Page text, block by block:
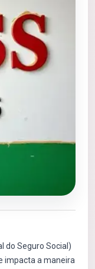
do Seguro Social)
impacta a maneira